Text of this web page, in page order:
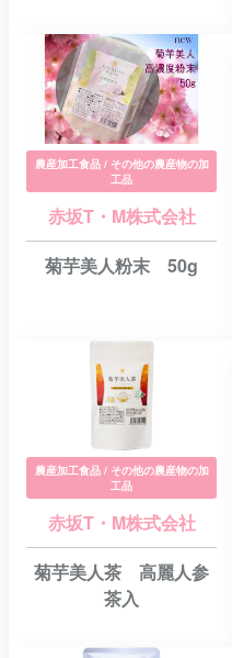
農産加工食品 / その他の農産物の加
工品
赤坂T・M株式会社
菊芋美人粉末 50g
農産加工食品 / その他の農産物の加
工品
赤坂T・M株式会社
菊芋美人茶 高麗人参
茶入